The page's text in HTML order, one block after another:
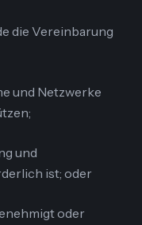
die Vereinbarung
und Netzwerke
und
ist; oder
oder